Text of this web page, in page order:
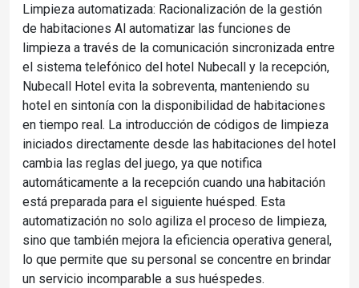
Limpieza automatizada: Racionalización de la gestión
de habitaciones Al automatizar las funciones de
limpieza a través de la comunicación sincronizada entre
el sistema telefónico del hotel Nubecall y la recepción,
Nubecall Hotel evita la sobreventa, manteniendo su
hotel en sintonía con la disponibilidad de habitaciones
en tiempo real. La introducción de códigos de limpieza
iniciados directamente desde las habitaciones del hotel
cambia las reglas del juego, ya que notifica
automáticamente a la recepción cuando una habitación
está preparada para el siguiente huésped. Esta
automatización no solo agiliza el proceso de limpieza,
sino que también mejora la eficiencia operativa general,
lo que permite que su personal se concentre en brindar
un servicio incomparable a sus huéspedes.